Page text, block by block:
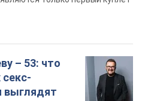
– 53: что
секс-
выглядят